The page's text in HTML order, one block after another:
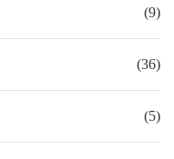
(9)
(36)
(5)